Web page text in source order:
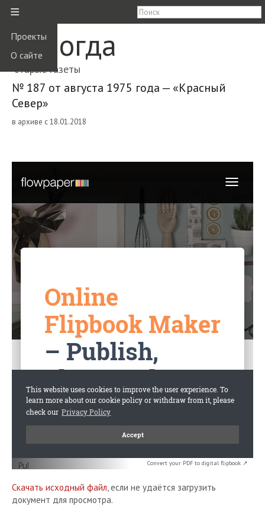
≡
Проекты
О сайте
Вологда
старые газеты
№ 187 от августа 1975 года — «Красный
Север»
в архиве с 18.01.2018
Convert your PDF to digital flipbook ↗
Скачать исходный файл, если не удаётся загрузить
документ для просмотра.